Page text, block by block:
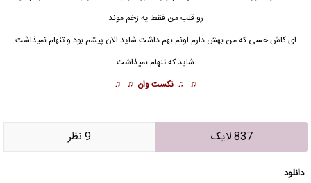
رو قلب من فقط یه زخم موند
ای کاش حسی که من بهش دارم اونم بهم داشت شاید الان پیشم بود و تنهام نمیذاشت
شاید که تنهام نمیذاشت
♫ ♫ نکست وان ♫ ♫
837 لایک 9 نظر
دانلود